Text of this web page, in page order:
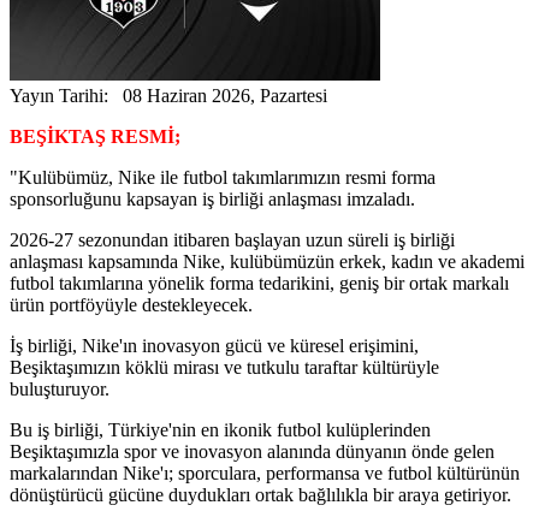
Yayın Tarihi: 08 Haziran 2026, Pazartesi
BEŞİKTAŞ RESMİ;
"Kulübümüz, Nike ile futbol takımlarımızın resmi forma
sponsorluğunu kapsayan iş birliği anlaşması imzaladı.
2026-27 sezonundan itibaren başlayan uzun süreli iş birliği
anlaşması kapsamında Nike, kulübümüzün erkek, kadın ve akademi
futbol takımlarına yönelik forma tedarikini, geniş bir ortak markalı
ürün portföyüyle destekleyecek.
İş birliği, Nike'ın inovasyon gücü ve küresel erişimini,
Beşiktaşımızın köklü mirası ve tutkulu taraftar kültürüyle
buluşturuyor.
Bu iş birliği, Türkiye'nin en ikonik futbol kulüplerinden
Beşiktaşımızla spor ve inovasyon alanında dünyanın önde gelen
markalarından Nike'ı; sporculara, performansa ve futbol kültürünün
dönüştürücü gücüne duydukları ortak bağlılıkla bir araya getiriyor.